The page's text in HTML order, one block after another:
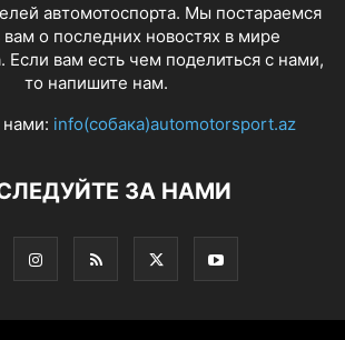
автомотоспорта. Мы постараемся
вам о последних новостях в мире
Если вам есть чем поделиться с нами,
то напишите нам.
нами: info(собака)automotorsport.az
ЗА НАМИ